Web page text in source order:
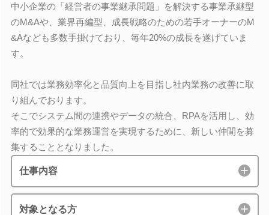
中小企業の「経営者の事業継承問題」を解決する事業承継型
のM&Aや、業界再編型、成長戦略のための若手オーナーのM
&Aなども多数手掛けており、毎年20%の成長を遂げていま
す。
同社では業務効率化と品質向上を目指し社内業務の改善に取
り組んでおります。
そこでシステム間の連携やデータの統合、RPAを活用し、効
率的で効果的な業務運営を実現するために、新しい仲間を募
集することとなりました。
仕事内容
対象となる方